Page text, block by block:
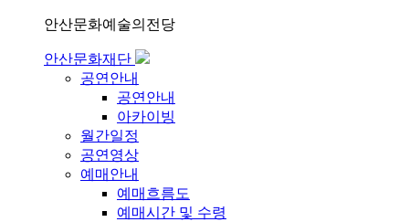
안산문화예술의전당
안산문화재단
공연안내
공연안내
아카이빙
월간일정
공연영상
예매안내
예매흐름도
예매시간 및 수령